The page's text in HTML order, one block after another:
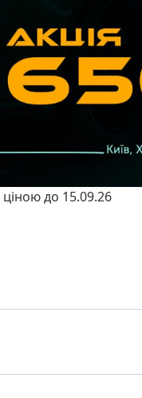
ціною до 15.09.26